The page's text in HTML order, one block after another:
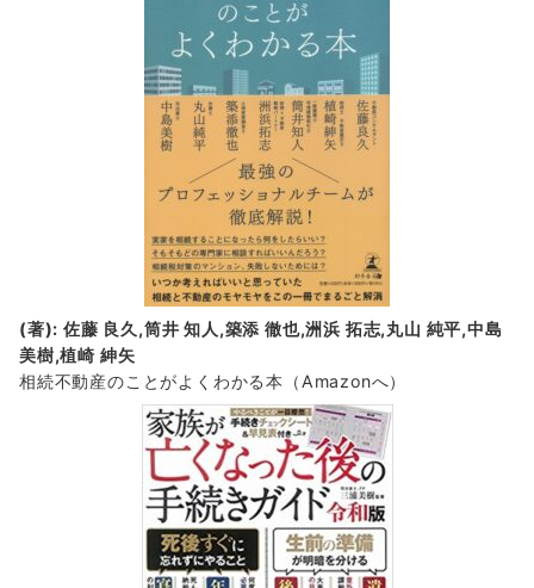
(著): 佐藤 良久,筒井 知人,築添 徹也,洲浜 拓志,丸山 純平,中島
美樹,植崎 紳矢
相続不動産のことがよくわかる本（Amazonへ）